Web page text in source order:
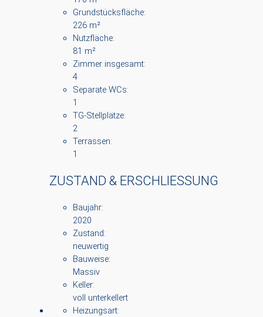
Grundstücksfläche:
226 m²
Nutzfläche:
81 m²
Zimmer insgesamt:
4
Separate WCs:
1
TG-Stellplätze:
2
Terrassen:
1
ZUSTAND & ERSCHLIESSUNG
Baujahr:
2020
Zustand:
neuwertig
Bauweise:
Massiv
Keller:
voll unterkellert
Heizungsart: